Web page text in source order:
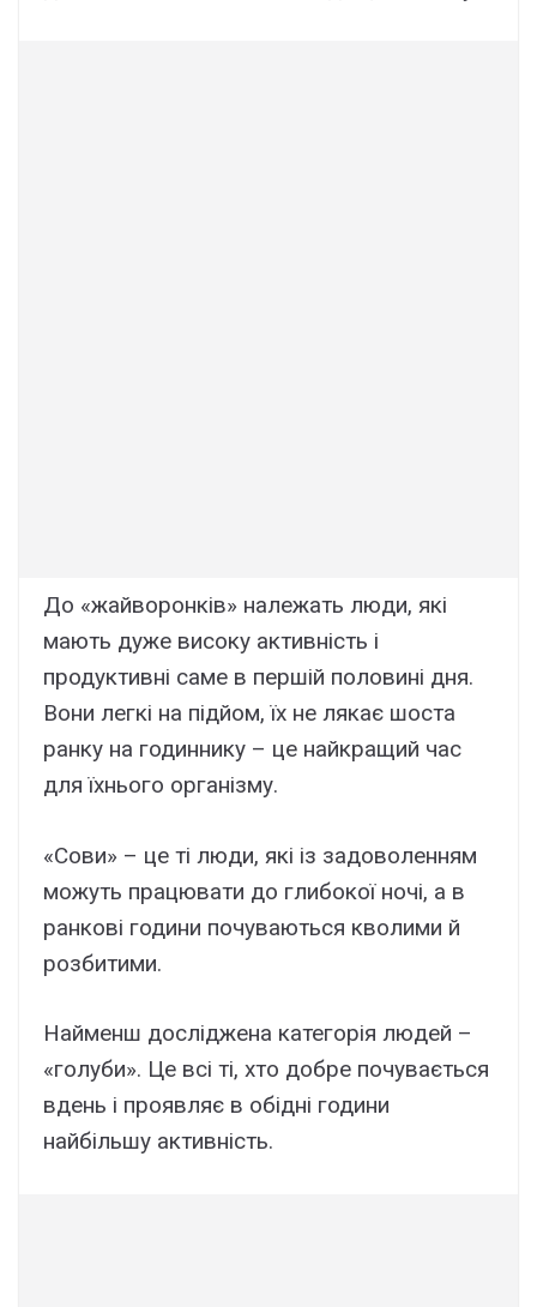
До «жайворонків» належать люди, які
мають дуже високу активність і
продуктивні саме в першій половині дня.
Вони легкі на підйом, їх не лякає шоста
ранку на годиннику – це найкращий час
для їхнього організму.
«Сови» – це ті люди, які із задоволенням
можуть працювати до глибокої ночі, а в
ранкові години почуваються кволими й
розбитими.
Найменш досліджена категорія людей –
«голуби». Це всі ті, хто добре почувається
вдень і проявляє в обідні години
найбільшу активність.